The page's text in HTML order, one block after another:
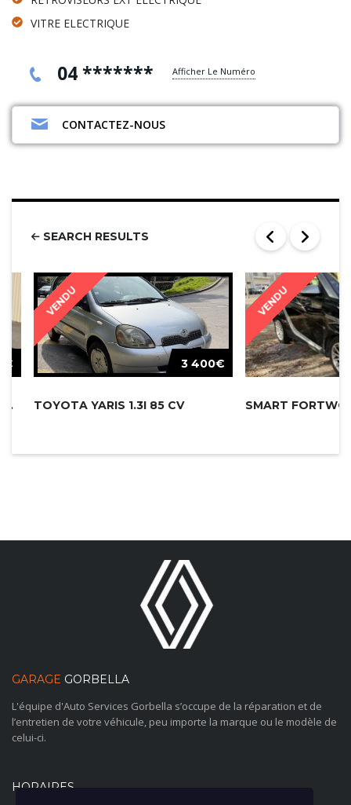
VITRE ELECTRIQUE
04 ******* Afficher Le Numéro
CONTACTEZ-NOUS
SEARCH RESULTS
RENAULT TWINGO III INTENS TCE 95 E...
VENDU
3 400€
TOYOTA YARIS 1.3I 85 CV
VENDU
GARAGE GORBELLA
L'équipe d'Auto Services Gorbella s’occupe de la réparation et de
l’entretien de votre véhicule, peu importe la marque ou le modèle de
celui-ci.
HORAIRES